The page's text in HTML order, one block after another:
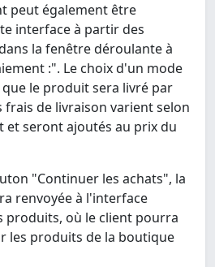
peut également être
interface à partir des
la fenêtre déroulante à
:". Le choix d'un mode
le produit sera livré par
frais de livraison varient selon
et seront ajoutés au prix du
"Continuer les achats", la
renvoyée à l'interface
où le client pourra
les produits de la boutique